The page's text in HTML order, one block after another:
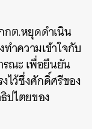
กต.หยุดดำเนิน
ำความเข้าใจกับ
รณะ เพื่อยืนยัน
ไว้ซึ่งศักดิ์ศรีของ
ปไตยของ
EMAIL